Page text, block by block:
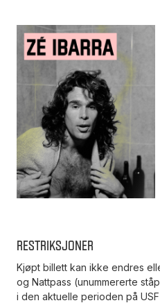
Restriksjoner
Kjøpt billett kan ikke endres
og Nattpass (unummererte
i den aktuelle perioden på